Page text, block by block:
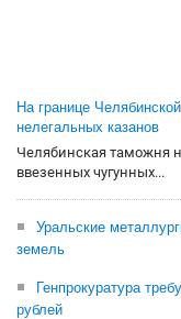
На границе
нелегальных казанов
Челябинская таможня
ввезенных чугунных...
Уральские
земель
Генпрокуратура
рублей